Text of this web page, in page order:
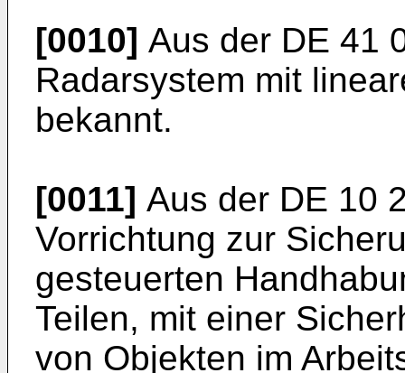
[0010] Aus der DE 41
Radarsystem mit
bekannt.
[0011] Aus der DE 10
Vorrichtung zur
gesteuerten
Teilen, mit einer
von Objekten im